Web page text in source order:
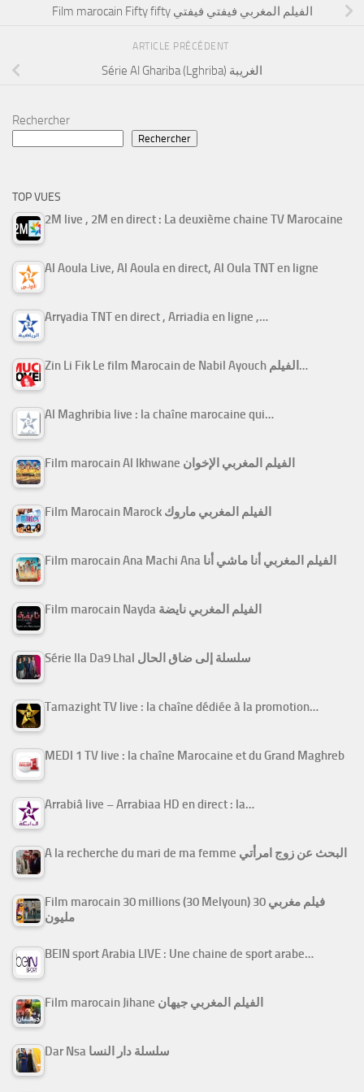
Film marocain Fifty fifty الفيلم المغربي فيفتي فيفتي
ARTICLE PRÉCÉDENT
Série Al Ghariba (Lghriba) الغريبة
Rechercher
Rechercher
TOP VUES
2M live , 2M en direct : La deuxième chaine TV Marocaine
Al Aoula Live, Al Aoula en direct, Al Oula TNT en ligne
Arryadia TNT en direct , Arriadia en ligne ,…
Zin Li Fik Le film Marocain de Nabil Ayouch الفيلم…
Al Maghribia live : la chaîne marocaine qui…
Film marocain Al Ikhwane الفيلم المغربي الإخوان
Film Marocain Marock الفيلم المغربي ماروك
Film marocain Ana Machi Ana الفيلم المغربي أنا ماشي أنا
Film marocain Nayda الفيلم المغربي نايضة
Série Ila Da9 Lhal سلسلة إلى ضاق الحال
Tamazight TV live : la chaîne dédiée à la promotion…
MEDI 1 TV live : la chaîne Marocaine et du Grand Maghreb
Arrabiâ live – Arrabiaa HD en direct : la…
A la recherche du mari de ma femme البحث عن زوج امرأتي
Film marocain 30 millions (30 Melyoun) فيلم مغربي 30
مليون
BEIN sport Arabia LIVE : Une chaine de sport arabe…
Film marocain Jihane الفيلم المغربي جيهان
Dar Nsa سلسلة دار النسا